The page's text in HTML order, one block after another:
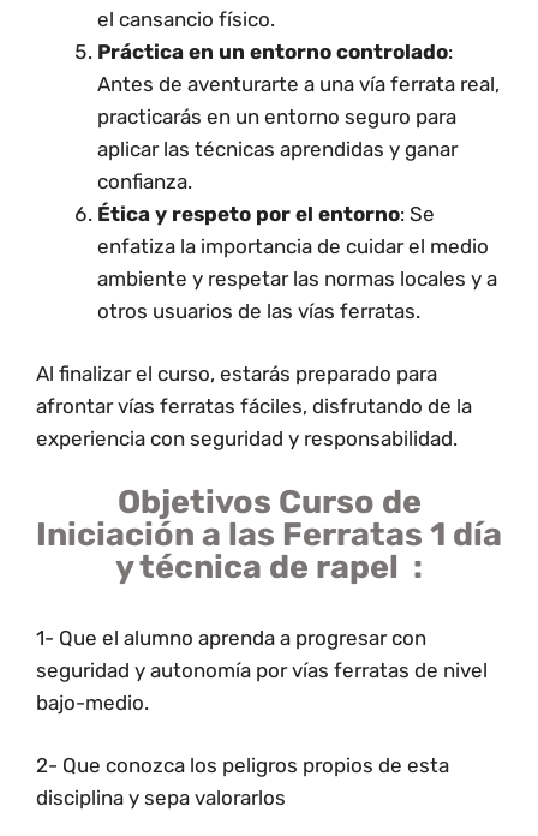
el cansancio físico.
Práctica en un entorno controlado:
Antes de aventurarte a una vía ferrata real,
practicarás en un entorno seguro para
aplicar las técnicas aprendidas y ganar
confianza.
Ética y respeto por el entorno: Se
enfatiza la importancia de cuidar el medio
ambiente y respetar las normas locales y a
otros usuarios de las vías ferratas.
Al finalizar el curso, estarás preparado para
afrontar vías ferratas fáciles, disfrutando de la
experiencia con seguridad y responsabilidad.
Objetivos Curso de
Iniciación a las Ferratas 1 día
y técnica de rapel :
1- Que el alumno aprenda a progresar con
seguridad y autonomía por vías ferratas de nivel
bajo-medio.
2- Que conozca los peligros propios de esta
disciplina y sepa valorarlos